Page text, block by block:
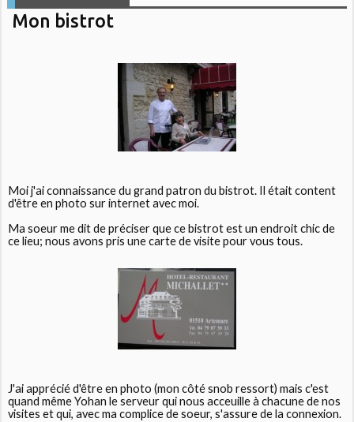
Mon bistrot
Moi j'ai connaissance du grand patron du bistrot. Il était content
d'être en photo sur internet avec moi.
Ma soeur me dit de préciser que ce bistrot est un endroit chic de
ce lieu; nous avons pris une carte de visite pour vous tous.
J'ai apprécié d'être en photo (mon côté snob ressort) mais c'est
quand même Yohan le serveur qui nous acceuille à chacune de nos
visites et qui, avec ma complice de soeur, s'assure de la connexion.